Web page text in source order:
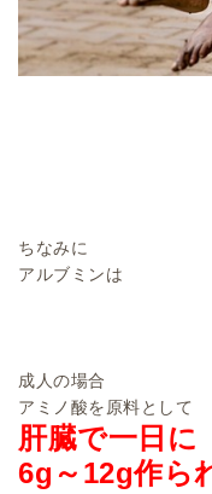
ちなみに
アルブミンは
成人の場合
アミノ酸を原料として
肝臓で一日に
6g～12g作ら